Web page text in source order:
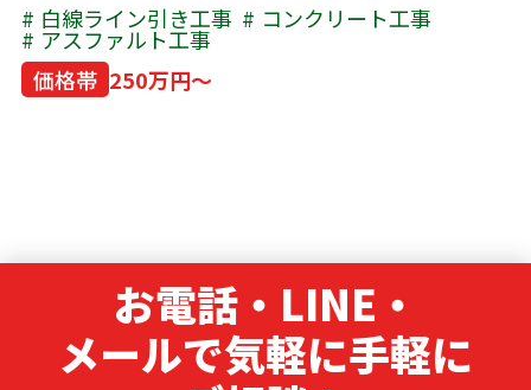
白線ライン引き工事 コンクリート工事
アスファルト工事
価格帯 250万円～
お電話・LINE・
メールで気軽に手軽に